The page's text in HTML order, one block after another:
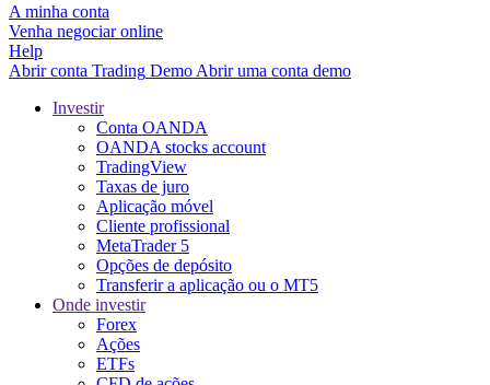
A minha conta
Venha negociar online
Help
Abrir conta Trading Demo Abrir uma conta demo
Investir
Conta OANDA
OANDA stocks account
TradingView
Taxas de juro
Aplicação móvel
Cliente profissional
MetaTrader 5
Opções de depósito
Transferir a aplicação ou o MT5
Onde investir
Forex
Ações
ETFs